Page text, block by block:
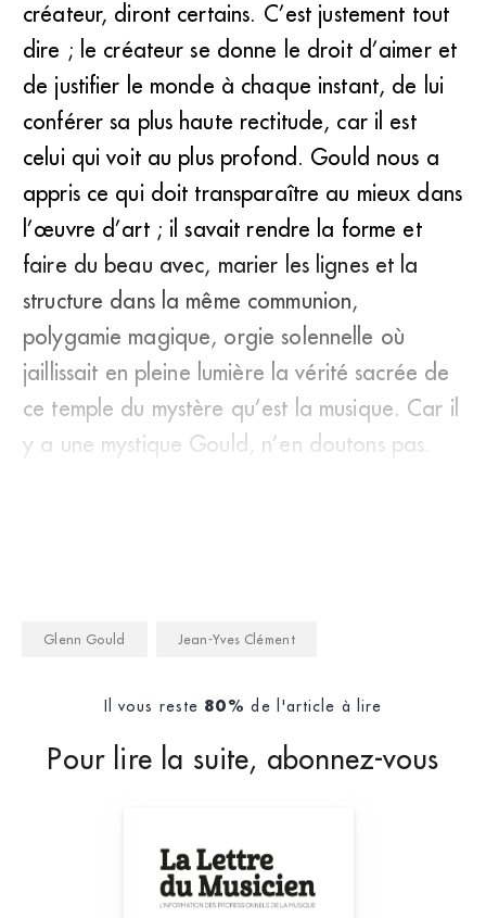
créateur, diront certains. C’est justement tout
dire ; le créateur se donne le droit d’aimer et
de justifier le monde à chaque instant, de lui
conférer sa plus haute rectitude, car il est
celui qui voit au plus profond. Gould nous a
appris ce qui doit transparaître au mieux dans
l’œuvre d’art ; il savait rendre la forme et
faire du beau avec, marier les lignes et la
structure dans la même communion,
polygamie magique, orgie solennelle où
jaillissait en pleine lumière la vérité sacrée de
ce temple du mystère qu’est la musique. Car il
y a une mystique Gould, n’en doutons pas.
Glenn Gould Jean-Yves Clément
Il vous reste 80% de l'article à lire
Pour lire la suite, abonnez-vous